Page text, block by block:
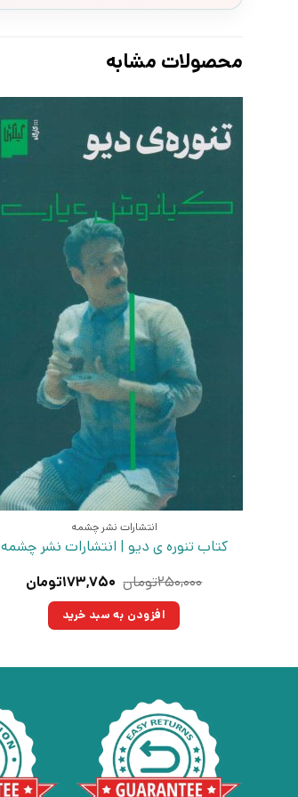
محصولات مشابه
انتشارات نشر چشمه
کتاب تنوره ی دیو | انتشارات نشر چشمه
۲۵۰,۰۰۰تومان قیمت
۲۵۰,۰۰۰تومان
بود.
۱۷۳,۷۵۰تومان
افزودن به سبد خرید